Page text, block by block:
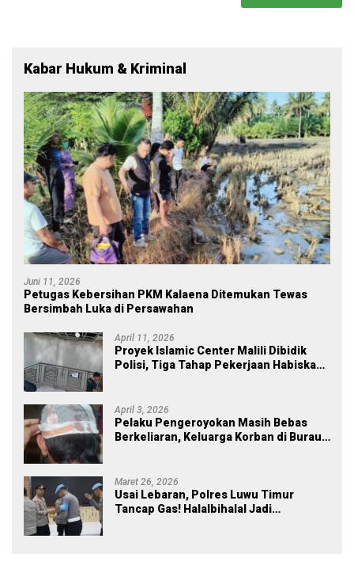
Kabar Hukum & Kriminal
Juni 11, 2026
Petugas Kebersihan PKM Kalaena Ditemukan Tewas
Bersimbah Luka di Persawahan
April 11, 2026
Proyek Islamic Center Malili Dibidik
Polisi, Tiga Tahap Pekerjaan Habiskan
April 3, 2026
Pelaku Pengeroyokan Masih Bebas
Berkeliaran, Keluarga Korban di Burau
Maret 26, 2026
Usai Lebaran, Polres Luwu Timur
Tancap Gas! Halalbihalal Jadi